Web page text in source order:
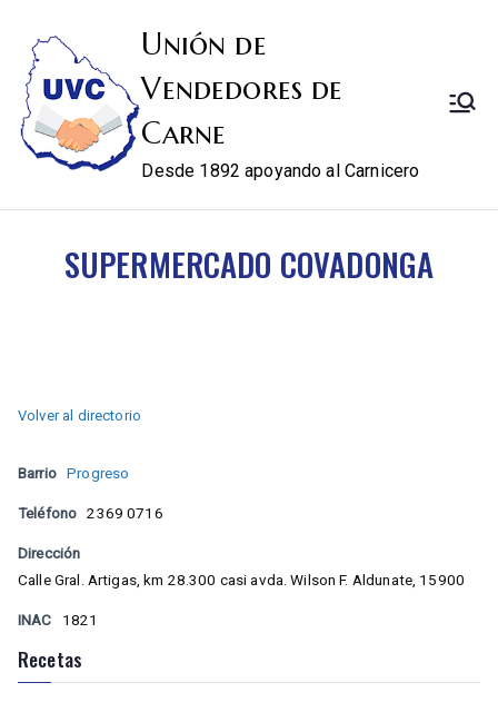
Unión de
Vendedores de
Carne
Desde 1892 apoyando al Carnicero
SUPERMERCADO COVADONGA
Volver al directorio
Barrio Progreso
Teléfono 2369 0716
Dirección
Calle Gral. Artigas, km 28.300 casi avda. Wilson F. Aldunate, 15900
INAC 1821
Recetas